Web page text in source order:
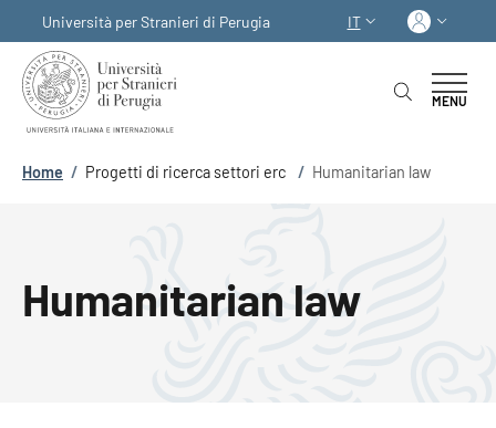
Università per Stranieri di Perugia
SELETTORE LINGUA:
IT
MENU
Briciole di pane
Home / Progetti di ricerca settori erc / Humanitarian law
Humanitarian law